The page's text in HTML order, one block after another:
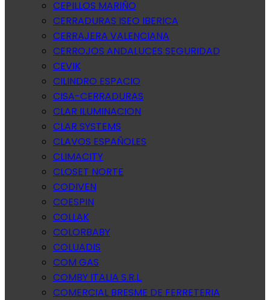
CEPILLOS MARIÑO
CERRADURAS ISEO IBERICA
CERRAJERA VALENCIANA
CERROJOS ANDALUCES SEGURIDAD
CEVIK
CILINDRO ESPACIO
CISA-CERRADURAS
CLAR ILUMINACION
CLAR SYSTEMS
CLAVOS ESPAÑOLES
CLIMACITY
CLOSET NORTE
CODIVEN
COESPIN
COLLAK
COLORBABY
COLUADIS
COM GAS
COMBY ITALIA S.R.L.
COMERCIAL BRESME DE FERRETERIA